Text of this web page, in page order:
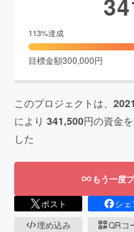
113%達成
目標金額300,000円
このプロジェクトは、
により 341,500円の資金を
した
もう一度
ポスト シェ
埋め込み
QRコ